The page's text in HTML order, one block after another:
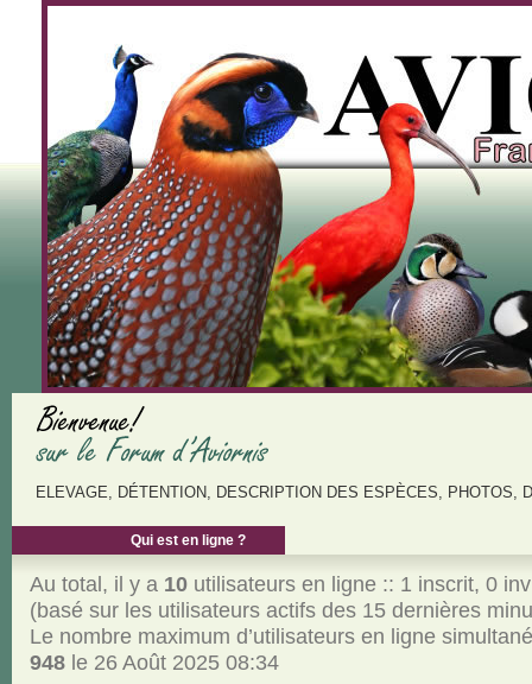
ELEVAGE, DÉTENTION, DESCRIPTION DES ESPÈCES, PHOTOS,
Qui est en ligne ?
Au total, il y a 10utilisateurs en ligne :: 1 inscrit, 0
(basé sur les utilisateurs actifs des 15 dernières
Le nombre maximum d’utilisateurs en ligne
948le 26 Août 2025 08:34